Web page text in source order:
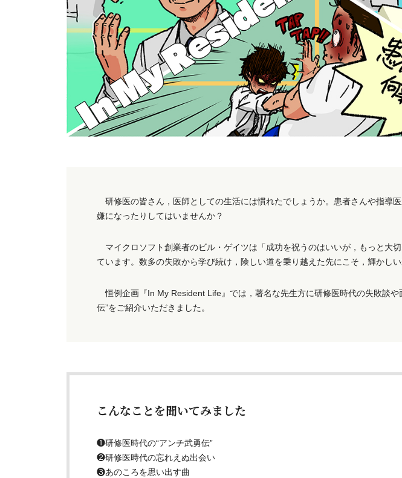
研修医の皆さん，医師としての生活には慣れたでしょうか。患者さんや指導
嫌になったりしてはいませんか？
マイクロソフト創業者のビル・ゲイツは「成功を祝うのはいいが，もっと大
ています。数多の失敗から学び続け，険しい道を乗り越えた先にこそ，輝かし
恒例企画『In My Resident Life』では，著名な先生方に研修医時代の失敗談や
伝”をご紹介いただきました。
こんなことを聞いてみました
❶研修医時代の“アンチ武勇伝”
❷研修医時代の忘れえぬ出会い
❸あのころを思い出す曲